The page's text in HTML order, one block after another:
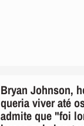
Bryan Johnson,
queria viver até
admite que "foi